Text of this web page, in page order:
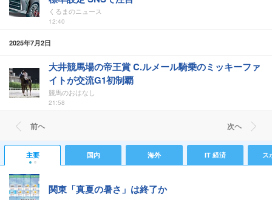
くるまのニュース
12:40
2025年7月2日
大井競馬場の帝王賞 C.ルメール騎乗のミッキーファ
イトが交流G1初制覇
競馬のおはなし
21:58
前ヘ 次ヘ
主要 国内 海外 IT 経済 ス
関東「真夏の暑さ」は終了か